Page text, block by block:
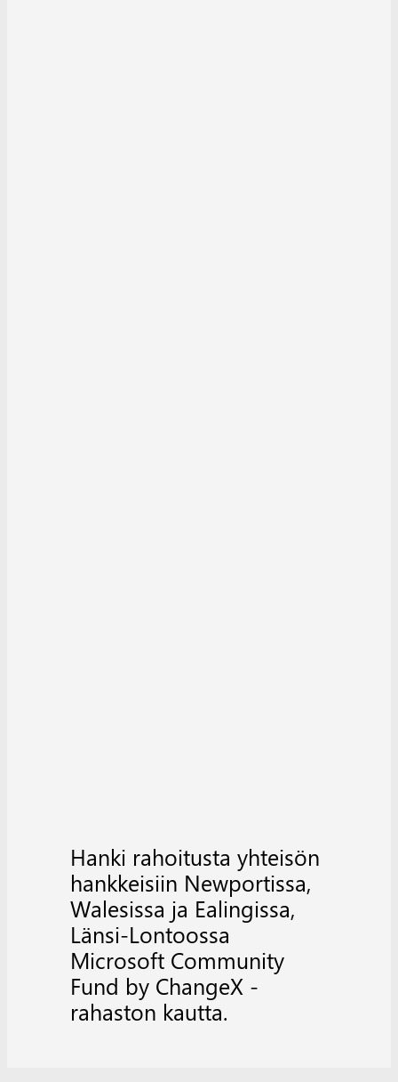
Hanki rahoitusta yhteisön
hankkeisiin Newportissa,
Walesissa ja Ealingissa,
Länsi-Lontoossa
Microsoft Community
Fund by ChangeX -
rahaston kautta.